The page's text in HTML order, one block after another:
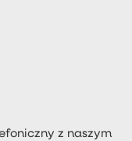
z naszym